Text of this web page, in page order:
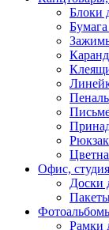
Блоки
Офис,
Доски
Рамки